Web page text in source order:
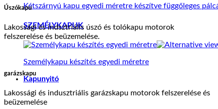
Kétszárnyú kapu egyedi méretre készítve függőleges
SZEMÉLYKAPUK
Személykapu készítés egyedi méretre
Kapunyitó
Úszókapu
Lakossági és indsztriális úszó és tolókapu motorok
felszerelése és beüzemelése.
garázskapu
Lakossági és indusztriális garázskapu motorok felszerelése és
beüzemelése